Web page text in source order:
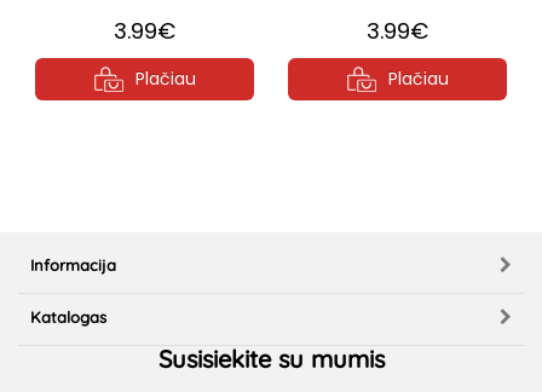
3.99€
Plačiau
3.99€
Plačiau
Informacija
Katalogas
Susisiekite su mumis